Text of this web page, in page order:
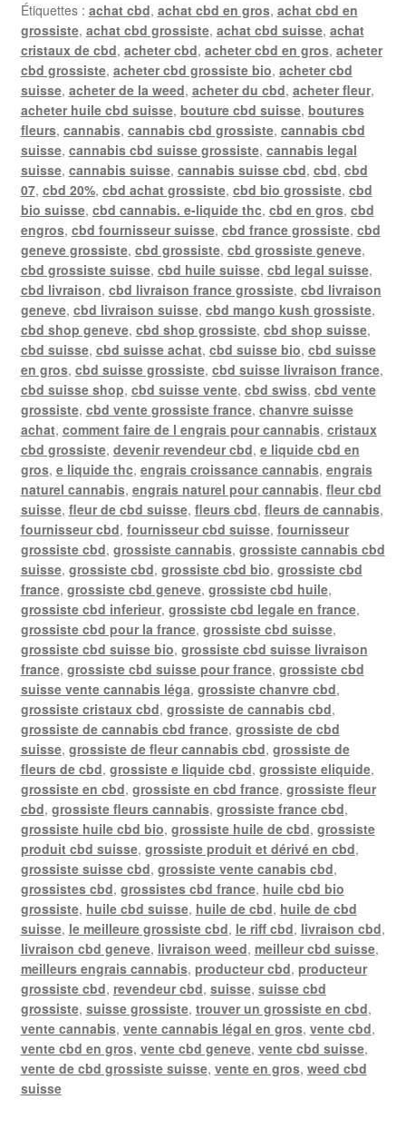
Étiquettes : achat cbd, achat cbd en gros, achat cbd en
grossiste, achat cbd grossiste, achat cbd suisse, achat
cristaux de cbd, acheter cbd, acheter cbd en gros, acheter
cbd grossiste, acheter cbd grossiste bio, acheter cbd
suisse, acheter de la weed, acheter du cbd, acheter fleur,
acheter huile cbd suisse, bouture cbd suisse, boutures
fleurs, cannabis, cannabis cbd grossiste, cannabis cbd
suisse, cannabis cbd suisse grossiste, cannabis legal
suisse, cannabis suisse, cannabis suisse cbd, cbd, cbd
07, cbd 20%, cbd achat grossiste, cbd bio grossiste, cbd
bio suisse, cbd cannabis. e-liquide thc, cbd en gros, cbd
engros, cbd fournisseur suisse, cbd france grossiste, cbd
geneve grossiste, cbd grossiste, cbd grossiste geneve,
cbd grossiste suisse, cbd huile suisse, cbd legal suisse,
cbd livraison, cbd livraison france grossiste, cbd livraison
geneve, cbd livraison suisse, cbd mango kush grossiste,
cbd shop geneve, cbd shop grossiste, cbd shop suisse,
cbd suisse, cbd suisse achat, cbd suisse bio, cbd suisse
en gros, cbd suisse grossiste, cbd suisse livraison france,
cbd suisse shop, cbd suisse vente, cbd swiss, cbd vente
grossiste, cbd vente grossiste france, chanvre suisse
achat, comment faire de l engrais pour cannabis, cristaux
cbd grossiste, devenir revendeur cbd, e liquide cbd en
gros, e liquide thc, engrais croissance cannabis, engrais
naturel cannabis, engrais naturel pour cannabis, fleur cbd
suisse, fleur de cbd suisse, fleurs cbd, fleurs de cannabis,
fournisseur cbd, fournisseur cbd suisse, fournisseur
grossiste cbd, grossiste cannabis, grossiste cannabis cbd
suisse, grossiste cbd, grossiste cbd bio, grossiste cbd
france, grossiste cbd geneve, grossiste cbd huile,
grossiste cbd inferieur, grossiste cbd legale en france,
grossiste cbd pour la france, grossiste cbd suisse,
grossiste cbd suisse bio, grossiste cbd suisse livraison
france, grossiste cbd suisse pour france, grossiste cbd
suisse vente cannabis léga, grossiste chanvre cbd,
grossiste cristaux cbd, grossiste de cannabis cbd,
grossiste de cannabis cbd france, grossiste de cbd
suisse, grossiste de fleur cannabis cbd, grossiste de
fleurs de cbd, grossiste e liquide cbd, grossiste eliquide,
grossiste en cbd, grossiste en cbd france, grossiste fleur
cbd, grossiste fleurs cannabis, grossiste france cbd,
grossiste huile cbd bio, grossiste huile de cbd, grossiste
produit cbd suisse, grossiste produit et dérivé en cbd,
grossiste suisse cbd, grossiste vente canabis cbd,
grossistes cbd, grossistes cbd france, huile cbd bio
grossiste, huile cbd suisse, huile de cbd, huile de cbd
suisse, le meilleure grossiste cbd, le riff cbd, livraison cbd,
livraison cbd geneve, livraison weed, meilleur cbd suisse,
meilleurs engrais cannabis, producteur cbd, producteur
grossiste cbd, revendeur cbd, suisse, suisse cbd
grossiste, suisse grossiste, trouver un grossiste en cbd,
vente cannabis, vente cannabis légal en gros, vente cbd,
vente cbd en gros, vente cbd geneve, vente cbd suisse,
vente de cbd grossiste suisse, vente en gros, weed cbd
suisse